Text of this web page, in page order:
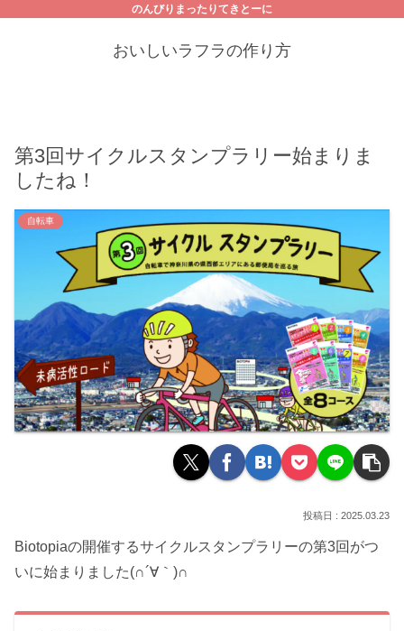
のんびりまったりてきとーに
おいしいラフラの作り方
第3回サイクルスタンプラリー始まりま
したね！
自転車
2025.03.23
Biotopiaの開催するサイクルスタンプラリーの第3回がつ
いに始まりました(∩´∀｀)∩